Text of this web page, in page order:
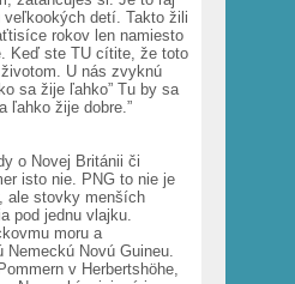
veľkookých detí. Takto žili
rokov len namiesto
Keď ste TU cítite, že toto
U nás zvyknú
sa žije ľahko” Tu by sa
ľahko žije dobre.”
o Novej Británii či
isto nie. PNG to nie je
ale stovky menších
pod jednu vlajku.
moru a
Novú Guineu.
v Herbertshöhe,